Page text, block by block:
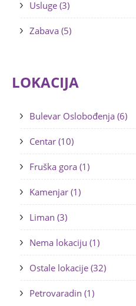
Usluge (3)
Zabava (5)
LOKACIJA
Bulevar Oslobođenja (6)
Centar (10)
Fruška gora (1)
Kamenjar (1)
Liman (3)
Nema lokaciju (1)
Ostale lokacije (32)
Petrovaradin (1)